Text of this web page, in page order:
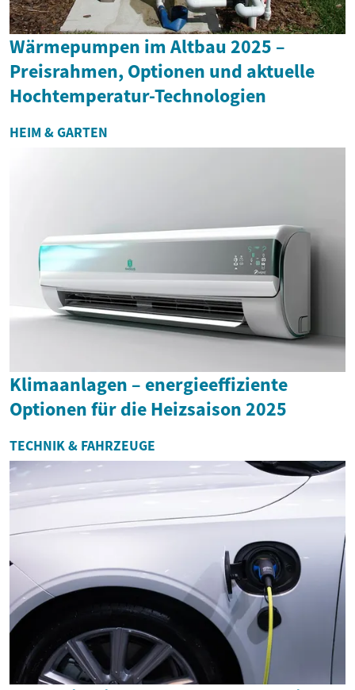
Wärmepumpen im Altbau 2025 –
Preisrahmen, Optionen und aktuelle
Hochtemperatur-Technologien
HEIM & GARTEN
Klimaanlagen – energieeffiziente
Optionen für die Heizsaison 2025
TECHNIK & FAHRZEUGE